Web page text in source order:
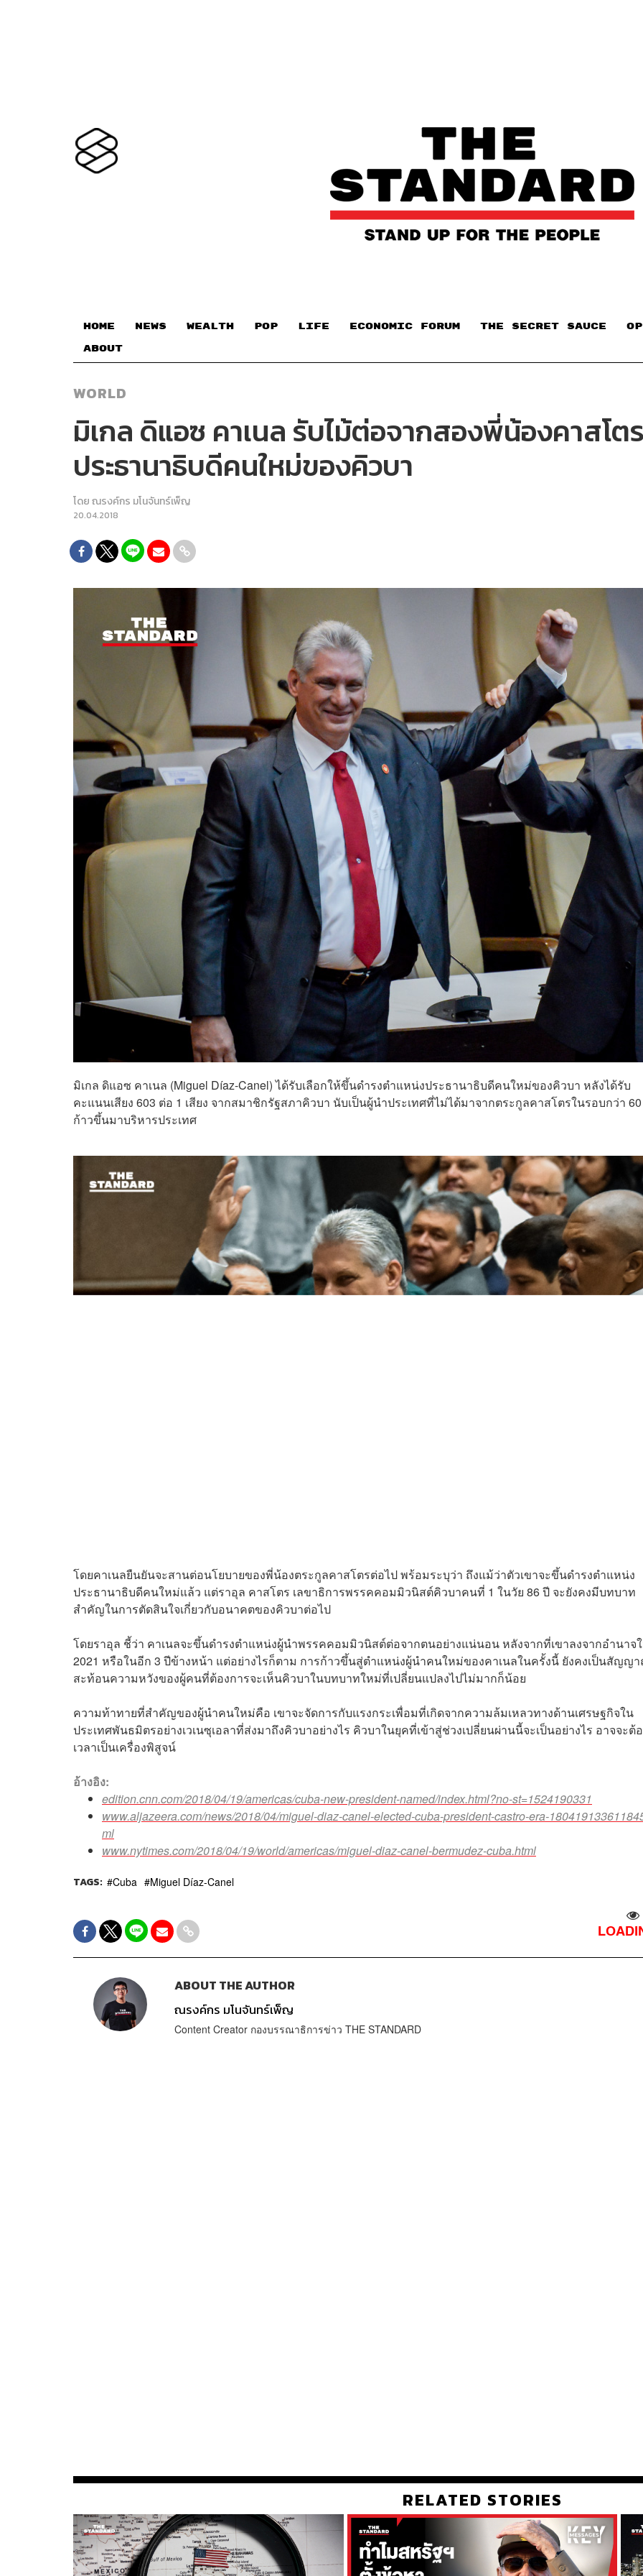
HOME NEWS WEALTH POP LIFE ECONOMIC FORUM THE SECRET SAUCE​
ABOUT
WORLD
มิเกล ดิแอซ คาเนล รับไม้ต่อจากสองพี่น้องคาสโต
ประธานาธิบดีคนใหม่ของคิวบา
โดยณรงค์กร มโนจันทร์เพ็ญ
20.04.2018
มิเกล ดิแอซ คาเนล (Miguel Díaz-Canel) ได้รับเลือกให้ขึ้นดำรงตำแหน่งประธานาธิบดีคนใหม่ของคิวบา หลังได้รับ
คะแนนเสียง 603 ต่อ 1 เสียง จากสมาชิกรัฐสภาคิวบา นับเป็นผู้นำประเทศที่ไม่ได้มาจากตระกูลคาสโตรในรอบกว่า
ก้าวขึ้นมาบริหารประเทศ
โดยคาเนลยืนยันจะสานต่อนโยบายของพี่น้องตระกูลคาสโตรต่อไป พร้อมระบุว่า ถึงแม้ว่าตัวเขาจะขึ้นดำรงตำแหน่ง
ประธานาธิบดีคนใหม่แล้ว แต่ราอุล คาสโตร เลขาธิการพรรคคอมมิวนิสต์คิวบาคนที่ 1 ในวัย 86 ปี จะยังคงมีบทบาท
สำคัญในการตัดสินใจเกี่ยวกับอนาคตของคิวบาต่อไป
โดยราอุล ชี้ว่า คาเนลจะขึ้นดำรงตำแหน่งผู้นำพรรคคอมมิวนิสต์ต่อจากตนอย่างแน่นอน หลังจากที่เขาลงจากอำนาจ
2021 หรือในอีก 3 ปีข้างหน้า แต่อย่างไรก็ตาม การก้าวขึ้นสู่ตำแหน่งผู้นำคนใหม่ของคาเนลในครั้งนี้ ยังคงเป็นสัญญ
สะท้อนความหวังของผู้คนที่ต้องการจะเห็นคิวบาในบทบาทใหม่ที่เปลี่ยนแปลงไปไม่มากก็น้อย
ความท้าทายที่สำคัญของผู้นำคนใหม่คือ เขาจะจัดการกับแรงกระเพื่อมที่เกิดจากความล้มเหลวทางด้านเศรษฐกิจใน
ประเทศพันธมิตรอย่างเวเนซุเอลาที่ส่งมาถึงคิวบาอย่างไร คิวบาในยุคที่เข้าสู่ช่วงเปลี่ยนผ่านนี้จะเป็นอย่างไร อาจจะต้
เวลาเป็นเครื่องพิสูจน์
อ้างอิง:
edition.cnn.com/2018/04/19/americas/cuba-new-president-named/index.html?no-st=1524190331
www.aljazeera.com/news/2018/04/miguel-diaz-canel-elected-cuba-president-castro-era-
ml
www.nytimes.com/2018/04/19/world/americas/miguel-diaz-canel-bermudez-cuba.html
TAGS: Cuba Miguel Díaz-Canel
ABOUT THE AUTHOR
ณรงค์กร มโนจันทร์เพ็ญ
Content Creator กองบรรณาธิการข่าว THE STANDARD
RELATED STORIES